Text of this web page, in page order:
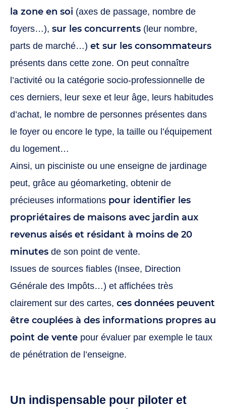
la zone en soi (axes de passage, nombre de
foyers…), sur les concurrents (leur nombre,
parts de marché…) et sur les consommateurs
présents dans cette zone. On peut connaître
l’activité ou la catégorie socio-professionnelle de
ces derniers, leur sexe et leur âge, leurs habitudes
d’achat, le nombre de personnes présentes dans
le foyer ou encore le type, la taille ou l’équipement
du logement…
Ainsi, un pisciniste ou une enseigne de jardinage
peut, grâce au géomarketing, obtenir de
précieuses informations pour identifier les
propriétaires de maisons avec jardin aux
revenus aisés et résidant à moins de 20
minutes de son point de vente.
Issues de sources fiables (Insee, Direction
Générale des Impôts…) et affichées très
clairement sur des cartes, ces données peuvent
être couplées à des informations propres au
point de vente pour évaluer par exemple le taux
de pénétration de l’enseigne.
Un indispensable pour piloter et